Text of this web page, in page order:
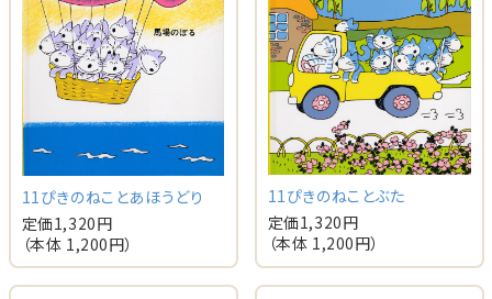
11ぴきのねことあほうどり
定価1,320円
（本体 1,200円）
11ぴきのねことぶた
定価1,320円
（本体 1,200円）